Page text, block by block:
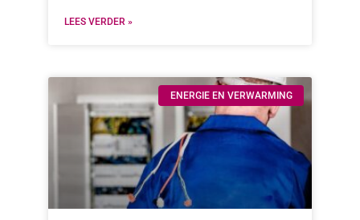
LEES VERDER »
ENERGIE EN VERWARMING